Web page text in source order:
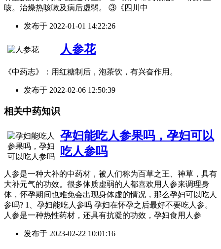
咳。治燥热咳嗽及病后虚弱。 ③《四川中
发布于 2022-01-01 14:22:26
人参花
《中药志》：用红糖制后，泡茶饮，有兴奋作用。
发布于 2022-02-06 12:50:39
相关中药知识
孕妇能吃人参果吗，孕妇可以
吃人参吗
人参是一种大补的中药材，被人们称为百草之王、神草，具有
大补元气的功效。很多体质虚弱的人都喜欢用人参来调理身
体，怀孕期间也难免会出现身体虚的情况，那么孕妇可以吃人
参吗? 1、孕妇能吃人参吗 孕妇在怀孕之后最好不要吃人参。
人参是一种热性药材，还具有抗凝的功效，孕妇食用人参
发布于 2023-02-22 10:01:16